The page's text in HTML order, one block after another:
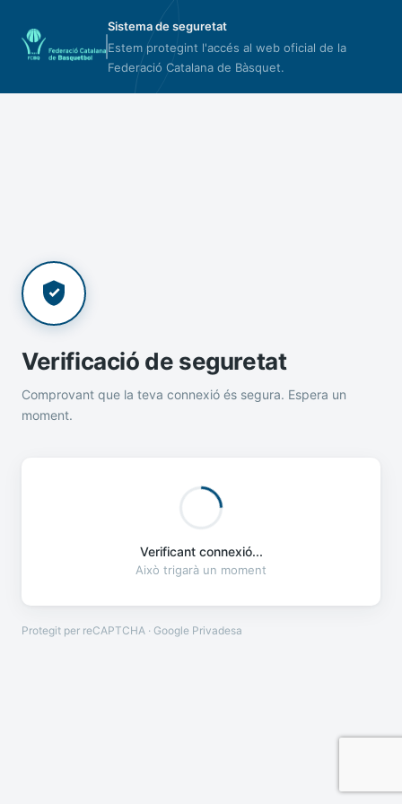
Sistema de seguretat
Estem protegint l'accés al web oficial de la
Federació Catalana de Bàsquet.
Verificació de seguretat
Comprovant que la teva connexió és segura. Espera un
moment.
Verificant connexió...
Això trigarà un moment
Protegit per reCAPTCHA · Google Privadesa